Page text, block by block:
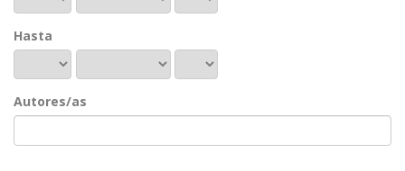
Hasta
Autores/as